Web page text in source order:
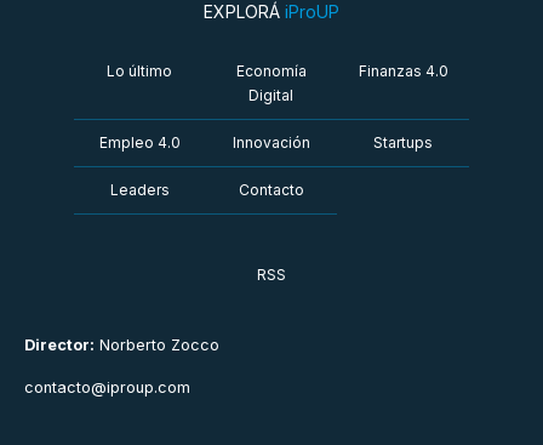
Director: Norberto Zocco
contacto@iproup.com
EXPLORÁ iProUP
Lo último
Economía
Digital
Finanzas 4.0
Empleo 4.0 Innovación Startups
Leaders Contacto
RSS